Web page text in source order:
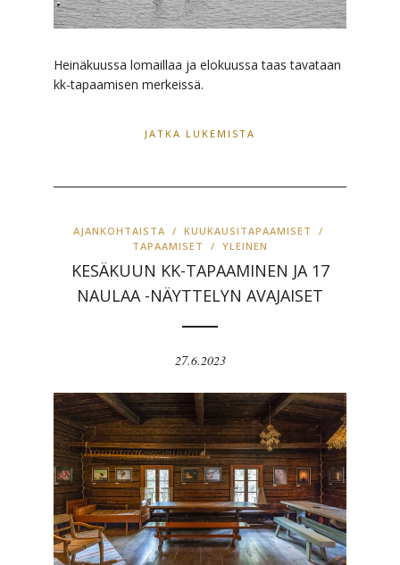
Heinäkuussa lomaillaa ja elokuussa taas tavataan
kk-tapaamisen merkeissä.
JATKA LUKEMISTA
AJANKOHTAISTA / KUUKAUSITAPAAMISET
/
TAPAAMISET
/ YLEINEN
KESÄKUUN KK-TAPAAMINEN JA 17
NAULAA -NÄYTTELYN AVAJAISET
27.6.2023